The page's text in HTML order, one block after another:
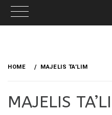
HOME MAJELIS TA’LIM
MAJELIS